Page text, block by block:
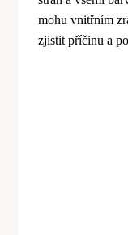
mohu vnitřním
zjistit příčinu a